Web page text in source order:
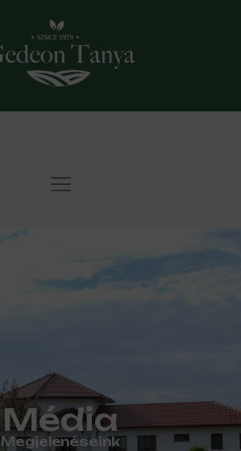
Média
Megjelenéseink